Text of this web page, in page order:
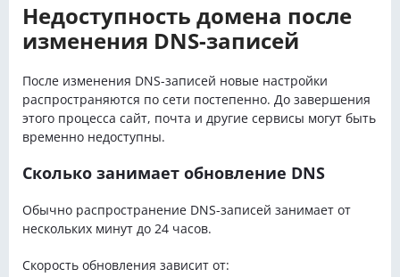
Недоступность домена после
изменения DNS-записей
После изменения DNS-записей новые настройки
распространяются по сети постепенно. До завершения
этого процесса сайт, почта и другие сервисы могут быть
временно недоступны.
Сколько занимает обновление DNS
Обычно распространение DNS-записей занимает от
нескольких минут до 24 часов.
Скорость обновления зависит от: